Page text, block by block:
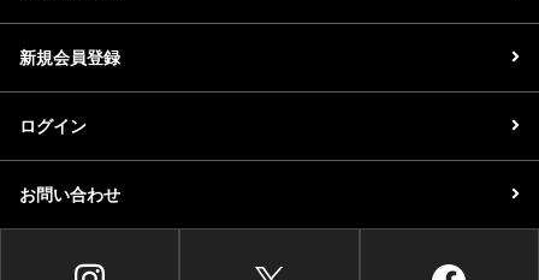
新規会員登録
ログイン
お問い合わせ